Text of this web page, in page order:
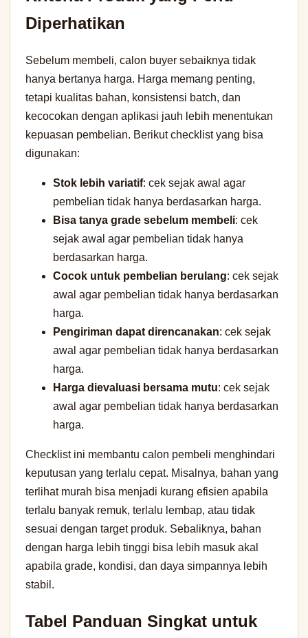
Diperhatikan
Sebelum membeli, calon buyer sebaiknya tidak
hanya bertanya harga. Harga memang penting,
tetapi kualitas bahan, konsistensi batch, dan
kecocokan dengan aplikasi jauh lebih menentukan
kepuasan pembelian. Berikut checklist yang bisa
digunakan:
Stok lebih variatif: cek sejak awal agar
pembelian tidak hanya berdasarkan harga.
Bisa tanya grade sebelum membeli: cek
sejak awal agar pembelian tidak hanya
berdasarkan harga.
Cocok untuk pembelian berulang: cek sejak
awal agar pembelian tidak hanya berdasarkan
harga.
Pengiriman dapat direncanakan: cek sejak
awal agar pembelian tidak hanya berdasarkan
harga.
Harga dievaluasi bersama mutu: cek sejak
awal agar pembelian tidak hanya berdasarkan
harga.
Checklist ini membantu calon pembeli menghindari
keputusan yang terlalu cepat. Misalnya, bahan yang
terlihat murah bisa menjadi kurang efisien apabila
terlalu banyak remuk, terlalu lembap, atau tidak
sesuai dengan target produk. Sebaliknya, bahan
dengan harga lebih tinggi bisa lebih masuk akal
apabila grade, kondisi, dan daya simpannya lebih
stabil.
Tabel Panduan Singkat untuk